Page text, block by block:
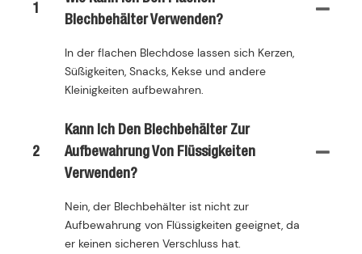
1
Blechbehälter Verwenden?
In der flachen Blechdose lassen sich Kerzen,
Süßigkeiten, Snacks, Kekse und andere
Kleinigkeiten aufbewahren.
2
Kann Ich Den Blechbehälter Zur
Aufbewahrung Von Flüssigkeiten
Verwenden?
Nein, der Blechbehälter ist nicht zur
Aufbewahrung von Flüssigkeiten geeignet, da
er keinen sicheren Verschluss hat.